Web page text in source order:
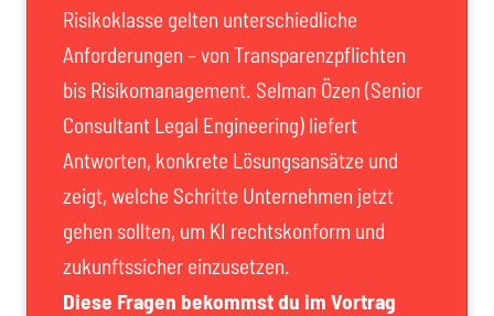
Risikoklasse gelten unterschiedliche
Anforderungen – von Transparenzpflichten
bis Risikomanagement. Selman Özen (Senior
Consultant Legal Engineering) liefert
Antworten, konkrete Lösungsansätze und
zeigt, welche Schritte Unternehmen jetzt
gehen sollten, um KI rechtskonform und
zukunftssicher einzusetzen.
Diese Fragen bekommst du im Vortrag